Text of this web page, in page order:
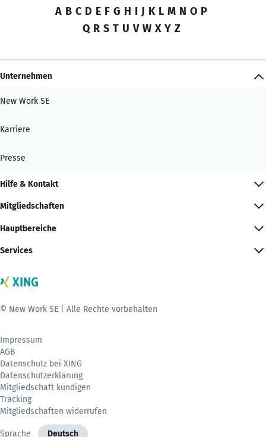
A B C D E F G H I J K L M N O P
Q R S T U V W X Y Z
Unternehmen
New Work SE
Karriere
Presse
Hilfe & Kontakt
Mitgliedschaften
Hauptbereiche
Services
© New Work SE | Alle Rechte vorbehalten
Impressum
AGB
Datenschutz bei XING
Datenschutzerklärung
Mitgliedschaft kündigen
Tracking
Mitgliedschaften widerrufen
Sprache Deutsch